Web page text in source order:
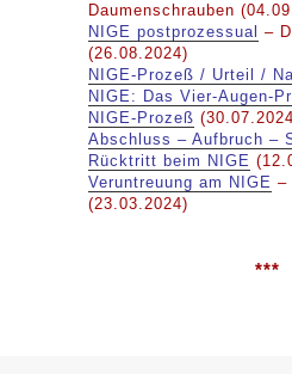
Daumenschrauben
NIGE postprozessual –
(26.08.2024)
NIGE-Prozeß / Urteil /
NIGE: Das Vier-Augen-
NIGE-Prozeß
Abschluss – Aufbruch –
Rücktritt beim NIGE
Veruntreuung am NIGE –
(23.03.2024)
***